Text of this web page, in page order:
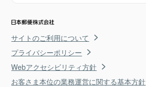
サイトのご利用について
プライバシーポリシー
Webアクセシビリティ方針
お客さま本位の業務運営に関する基本方針